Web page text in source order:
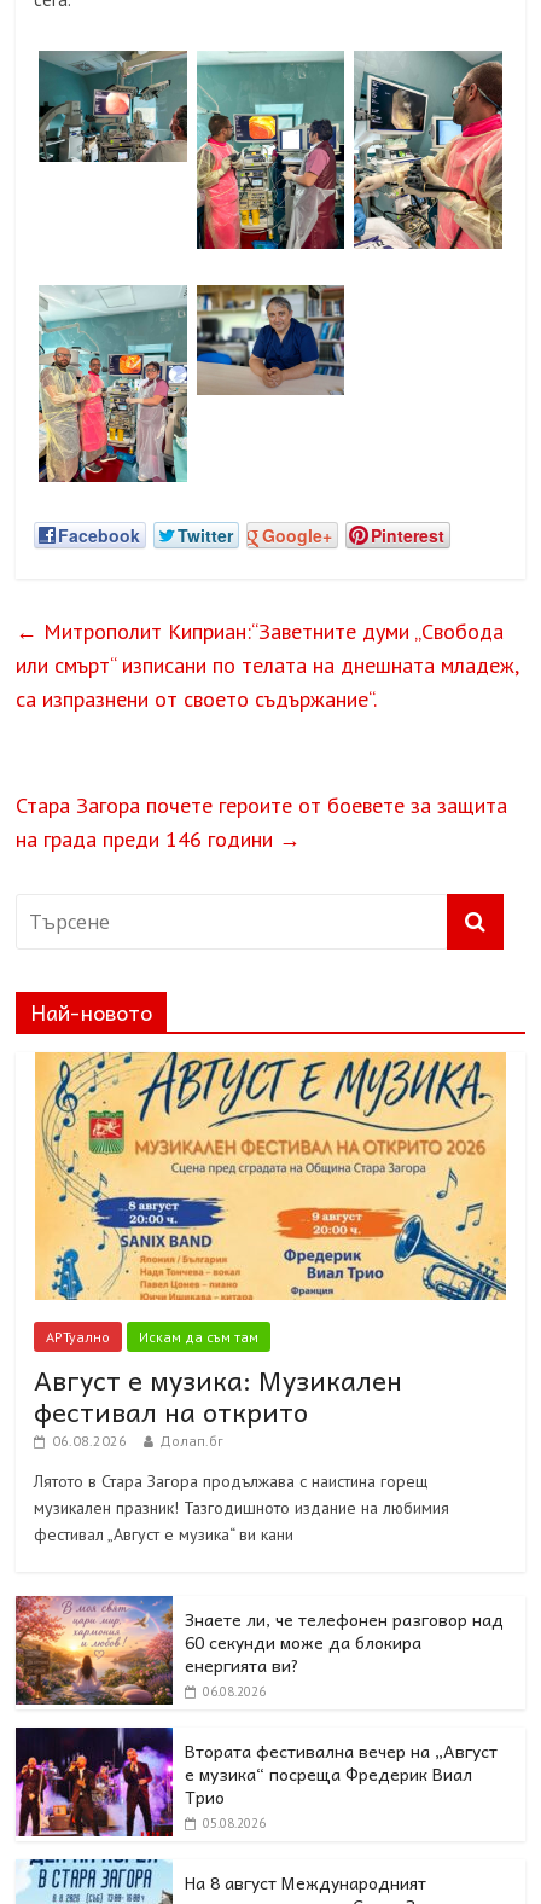
Facebook Twitter Google+ Pinterest
← Митрополит Киприан:“Заветните думи „Свобода
или смърт“ изписани по телата на днешната младеж,
са изпразнени от своето съдържание“.
Стара Загора почете героите от боевете за защита
на града преди 146 години →
Най-новото
АРТуално Искам да съм там
Август е музика: Музикален
фестивал на открито
06.08.2026 Долап.бг
Лятото в Стара Загора продължава с наистина горещ
музикален празник! Тазгодишното издание на любимия
фестивал „Август е музика“ ви кани
Знаете ли, че телефонен разговор над
60 секунди може да блокира
енергията ви?
06.08.2026
Втората фестивална вечер на „Август
е музика“ посреща Фредерик Виал
Трио
05.08.2026
На 8 август Международният